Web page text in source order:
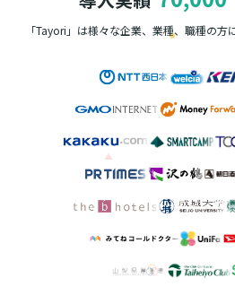
「Tayori」は様々な企業、業種、職種の方